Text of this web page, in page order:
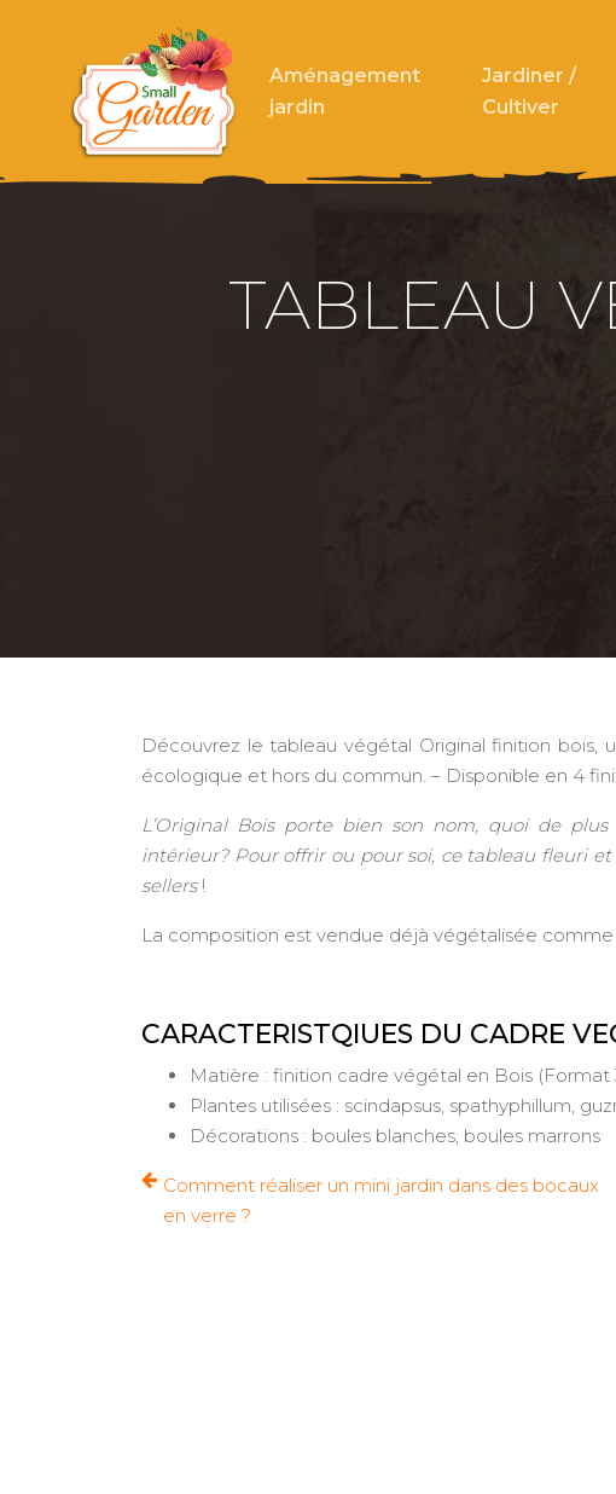
Aménagement
jardin
Jardiner /
Cultiver
TABLEAU
Découvrez le tableau végétal Original finition bois,
écologique et hors du commun. – Disponible en 4
L’Original Bois porte bien son nom, quoi de
intérieur? Pour offrir ou pour soi, ce tableau fleuri
sellers !
La composition est vendue déjà végétalisée
CARACTERISTQIUES DU CADRE
Matière : finition cadre végétal en Bois (Format
Plantes utilisées : scindapsus, spathyphillum,
Décorations : boules blanches, boules marrons
Comment réaliser un mini jardin dans des bocaux
en verre ?